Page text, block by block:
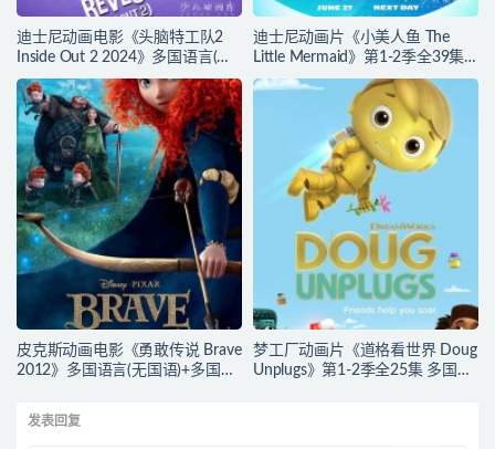
迪士尼动画电影《头脑特工队2
Inside Out 2 2024》多国语言(含
国语)+多国字幕(含中文) 官方纯净
收藏版 720P/MKV/4.75G 动画片
头脑特工队下载
迪士尼动画片《小美人鱼 The
Little Mermaid》第1-2季全39集
多国语言(含国语)+英文字幕 官方
纯净收藏版 720P/MKV/37G 动画
片小美人鱼下载
皮克斯动画电影《勇敢传说 Brave
2012》多国语言(无国语)+多国字
720P/MKV/2.43G 动画片勇敢传
说下载
梦工厂动画片《道格看世界 Doug
Unplugs》第1-2季全25集 多国语
发表回复